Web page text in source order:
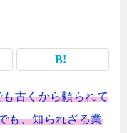
古くから頼られて
も、知られざる業